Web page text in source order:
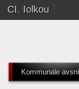
CI. Iolkou
Kommunale